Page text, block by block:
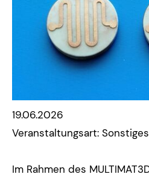
19.06.2026
Veranstaltungsart: Sonstiges
Im Rahmen des